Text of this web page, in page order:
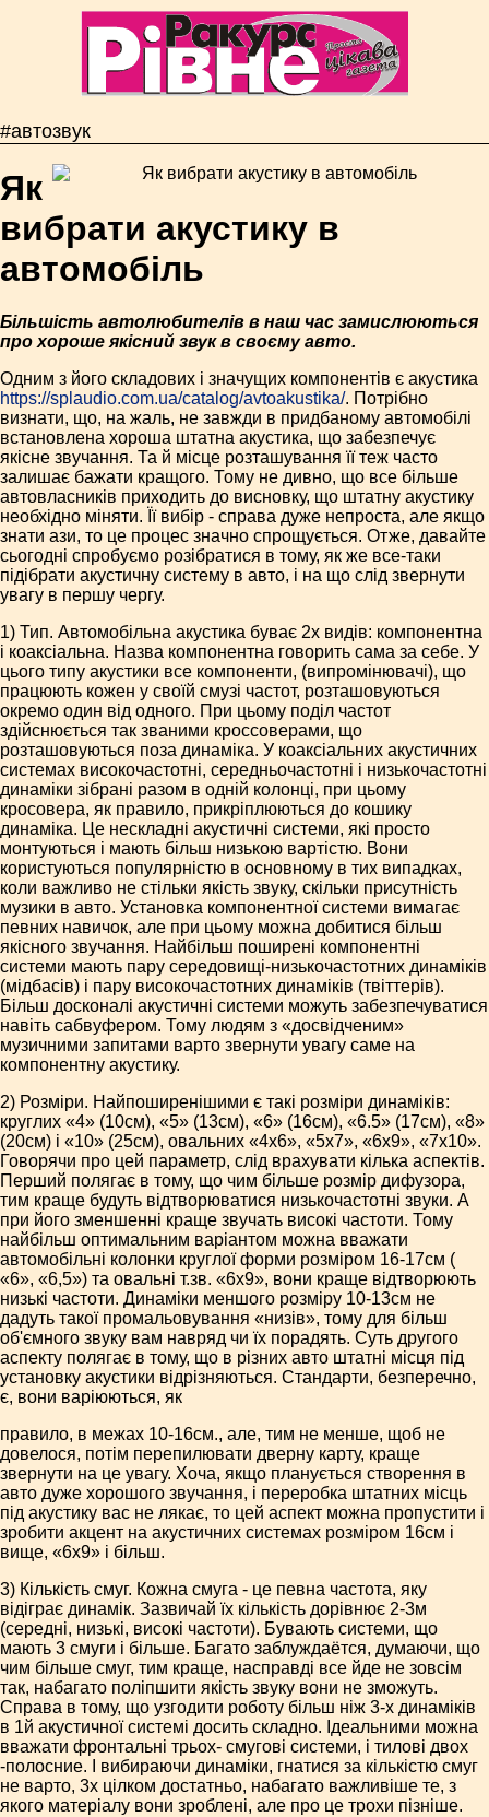
#автозвук
Як
вибрати акустику в
автомобіль
Більшість автолюбителів в наш час замислюються
про хороше якісний звук в своєму авто.
Одним з його складових і значущих компонентів є акустика
https://splaudio.com.ua/catalog/avtoakustika/. Потрібно
визнати, що, на жаль, не завжди в придбаному автомобілі
встановлена хороша штатна акустика, що забезпечує
якісне звучання. Та й місце розташування її теж часто
залишає бажати кращого. Тому не дивно, що все більше
автовласників приходить до висновку, що штатну акустику
необхідно міняти. Її вибір - справа дуже непроста, але якщо
знати ази, то це процес значно спрощується. Отже, давайте
сьогодні спробуємо розібратися в тому, як же все-таки
підібрати акустичну систему в авто, і на що слід звернути
увагу в першу чергу.
1) Тип. Автомобільна акустика буває 2х видів: компонентна
і коаксіальна. Назва компонентна говорить сама за себе. У
цього типу акустики все компоненти, (випромінювачі), що
працюють кожен у своїй смузі частот, розташовуються
окремо один від одного. При цьому поділ частот
здійснюється так званими кроссоверами, що
розташовуються поза динаміка. У коаксіальних акустичних
системах високочастотні, середньочастотні і низькочастотні
динаміки зібрані разом в одній колонці, при цьому
кросовера, як правило, прикріплюються до кошику
динаміка. Це нескладні акустичні системи, які просто
монтуються і мають більш низькою вартістю. Вони
користуються популярністю в основному в тих випадках,
коли важливо не стільки якість звуку, скільки присутність
музики в авто. Установка компонентної системи вимагає
певних навичок, але при цьому можна добитися більш
якісного звучання. Найбільш поширені компонентні
системи мають пару середовищі-низькочастотних динаміків
(мідбасів) і пару високочастотних динаміків (твіттерів).
Більш досконалі акустичні системи можуть забезпечуватися
навіть сабвуфером. Тому людям з «досвідченим»
музичними запитами варто звернути увагу саме на
компонентну акустику.
2) Розміри. Найпоширенішими є такі розміри динаміків:
круглих «4» (10см), «5» (13см), «6» (16см), «6.5» (17см), «8»
(20см) і «10» (25см), овальних «4х6», «5х7», «6х9», «7х10».
Говорячи про цей параметр, слід врахувати кілька аспектів.
Перший полягає в тому, що чим більше розмір дифузора,
тим краще будуть відтворюватися низькочастотні звуки. А
при його зменшенні краще звучать високі частоти. Тому
найбільш оптимальним варіантом можна вважати
автомобільні колонки круглої форми розміром 16-17см (
«6», «6,5») та овальні т.зв. «6х9», вони краще відтворюють
низькі частоти. Динаміки меншого розміру 10-13см не
дадуть такої промальовування «низів», тому для більш
об'ємного звуку вам навряд чи їх порадять. Суть другого
аспекту полягає в тому, що в різних авто штатні місця під
установку акустики відрізняються. Стандарти, безперечно,
є, вони варіюються, як
правило, в межах 10-16см., але, тим не менше, щоб не
довелося, потім перепилювати дверну карту, краще
звернути на це увагу. Хоча, якщо планується створення в
авто дуже хорошого звучання, і переробка штатних місць
під акустику вас не лякає, то цей аспект можна пропустити і
зробити акцент на акустичних системах розміром 16см і
вище, «6х9» і більш.
3) Кількість смуг. Кожна смуга - це певна частота, яку
відіграє динамік. Зазвичай їх кількість дорівнює 2-3м
(середні, низькі, високі частоти). Бувають системи, що
мають 3 смуги і більше. Багато заблуждаётся, думаючи, що
чим більше смуг, тим краще, насправді все йде не зовсім
так, набагато поліпшити якість звуку вони не зможуть.
Справа в тому, що узгодити роботу більш ніж 3-х динаміків
в 1й акустичної системі досить складно. Ідеальними можна
вважати фронтальні трьох- смугові системи, і тилові двох
-полосние. І вибираючи динаміки, гнатися за кількістю смуг
не варто, 3х цілком достатньо, набагато важливіше те, з
якого матеріалу вони зроблені, але про це трохи пізніше.